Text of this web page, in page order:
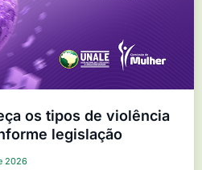
os tipos de violência
legislação
2026